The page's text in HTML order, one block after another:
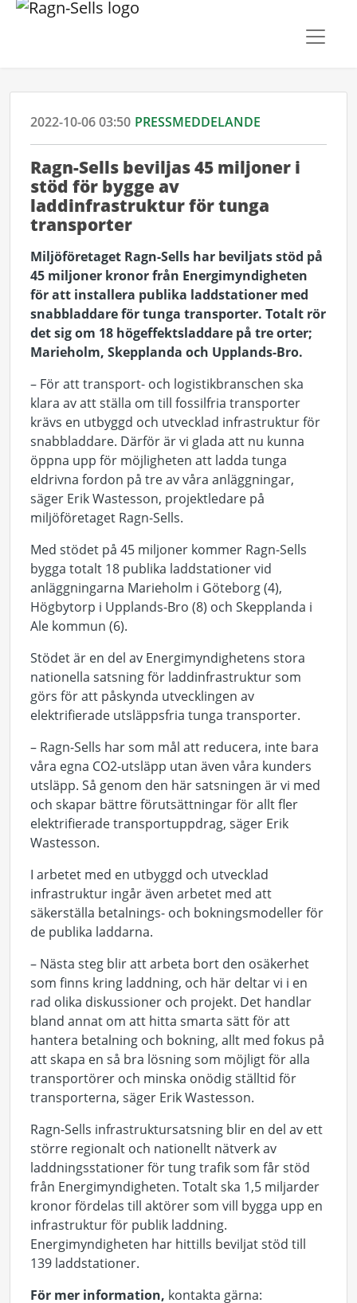
2022-10-06 03:50 PRESSMEDDELANDE
Ragn-Sells beviljas 45 miljoner i
stöd för bygge av
laddinfrastruktur för tunga
transporter
Miljöföretaget Ragn-Sells har beviljats stöd på
45 miljoner kronor från Energimyndigheten
för att installera publika laddstationer med
snabbladdare för tunga transporter. Totalt rör
det sig om 18 högeffektsladdare på tre orter;
Marieholm, Skepplanda och Upplands-Bro.
– För att transport- och logistikbranschen ska
klara av att ställa om till fossilfria transporter
krävs en utbyggd och utvecklad infrastruktur för
snabbladdare. Därför är vi glada att nu kunna
öppna upp för möjligheten att ladda tunga
eldrivna fordon på tre av våra anläggningar,
säger Erik Wastesson, projektledare på
miljöföretaget Ragn-Sells.
Med stödet på 45 miljoner kommer Ragn-Sells
bygga totalt 18 publika laddstationer vid
anläggningarna Marieholm i Göteborg (4),
Högbytorp i Upplands-Bro (8) och Skepplanda i
Ale kommun (6).
Stödet är en del av Energimyndighetens stora
nationella satsning för laddinfrastruktur som
görs för att påskynda utvecklingen av
elektrifierade utsläppsfria tunga transporter.
– Ragn-Sells har som mål att reducera, inte bara
våra egna CO2-utsläpp utan även våra kunders
utsläpp. Så genom den här satsningen är vi med
och skapar bättre förutsättningar för allt fler
elektrifierade transportuppdrag, säger Erik
Wastesson.
I arbetet med en utbyggd och utvecklad
infrastruktur ingår även arbetet med att
säkerställa betalnings- och bokningsmodeller för
de publika laddarna.
– Nästa steg blir att arbeta bort den osäkerhet
som finns kring laddning, och här deltar vi i en
rad olika diskussioner och projekt. Det handlar
bland annat om att hitta smarta sätt för att
hantera betalning och bokning, allt med fokus på
att skapa en så bra lösning som möjligt för alla
transportörer och minska onödig ställtid för
transporterna, säger Erik Wastesson.
Ragn-Sells infrastruktursatsning blir en del av ett
större regionalt och nationellt nätverk av
laddningsstationer för tung trafik som får stöd
från Energimyndigheten. Totalt ska 1,5 miljarder
kronor fördelas till aktörer som vill bygga upp en
infrastruktur för publik laddning.
Energimyndigheten har hittills beviljat stöd till
139 laddstationer.
För mer information, kontakta gärna: